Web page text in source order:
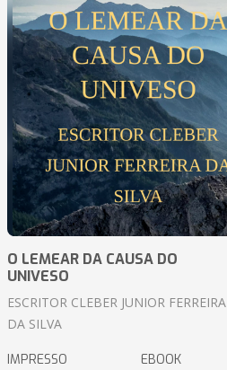
O LEMEAR DA CAUSA DO
UNIVESO
ESCRITOR CLEBER JUNIOR FERREIRA
DA SILVA
IMPRESSO EBOOK